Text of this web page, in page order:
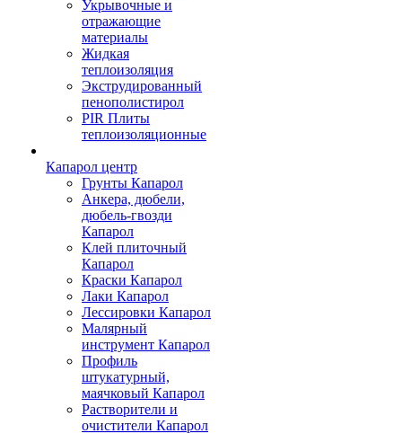
Укрывочные и
отражающие
материалы
Жидкая
теплоизоляция
Экструдированный
пенополистирол
PIR Плиты
теплоизоляционные
Капарол центр
Грунты Капарол
Анкера, дюбели,
дюбель-гвозди
Капарол
Клей плиточный
Капарол
Краски Капарол
Лаки Капарол
Лессировки Капарол
Малярный
инструмент Капарол
Профиль
штукатурный,
маячковый Капарол
Растворители и
очистители Капарол